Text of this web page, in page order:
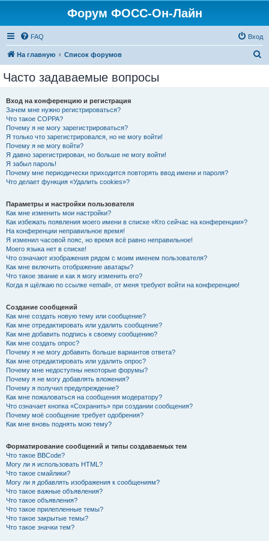
Форум ФОСС-Он-Лайн
FAQ Вход
На главную Список форумов
Часто задаваемые вопросы
Вход на конференцию и регистрация
Зачем мне нужно регистрироваться?
Что такое COPPA?
Почему я не могу зарегистрироваться?
Я только что зарегистрировался, но не могу войти!
Почему я не могу войти?
Я давно зарегистрирован, но больше не могу войти!
Я забыл пароль!
Почему мне периодически приходится повторять ввод имени и пароля?
Что делает функция «Удалить cookies»?
Параметры и настройки пользователя
Как мне изменить мои настройки?
Как избежать появления моего имени в списке «Кто сейчас на конференции»?
На конференции неправильное время!
Я изменил часовой пояс, но время всё равно неправильное!
Моего языка нет в списке!
Что означают изображения рядом с моим именем пользователя?
Как мне включить отображение аватары?
Что такое звание и как я могу изменить его?
Когда я щёлкаю по ссылке «email», от меня требуют войти на конференцию!
Создание сообщений
Как мне создать новую тему или сообщение?
Как мне отредактировать или удалить сообщение?
Как мне добавить подпись к своему сообщению?
Как мне создать опрос?
Почему я не могу добавить больше вариантов ответа?
Как мне отредактировать или удалить опрос?
Почему мне недоступны некоторые форумы?
Почему я не могу добавлять вложения?
Почему я получил предупреждение?
Как мне пожаловаться на сообщения модератору?
Что означает кнопка «Сохранить» при создании сообщения?
Почему моё сообщение требует одобрения?
Как мне вновь поднять мою тему?
Форматирование сообщений и типы создаваемых тем
Что такое BBCode?
Могу ли я использовать HTML?
Что такое смайлики?
Могу ли я добавлять изображения к сообщениям?
Что такое важные объявления?
Что такое объявления?
Что такое прилепленные темы?
Что такое закрытые темы?
Что такое значки тем?